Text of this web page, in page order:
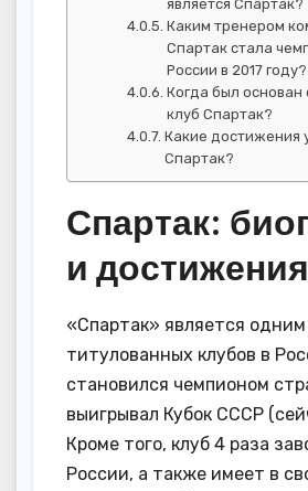
является Спартак?
Каким тренером
Спартак стала
России в 2017 году?
Когда был основан
клуб Спартак?
Какие достижения
Спартак?
Спартак:
и достижения
«Спартак» является
титулованных клубов в
становился чемпионом
выигрывал Кубок СССР
Кроме того, клуб 4 раза
России, а также имеет в